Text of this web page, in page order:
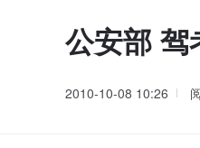
公安部 驾
2010-10-08 10:26